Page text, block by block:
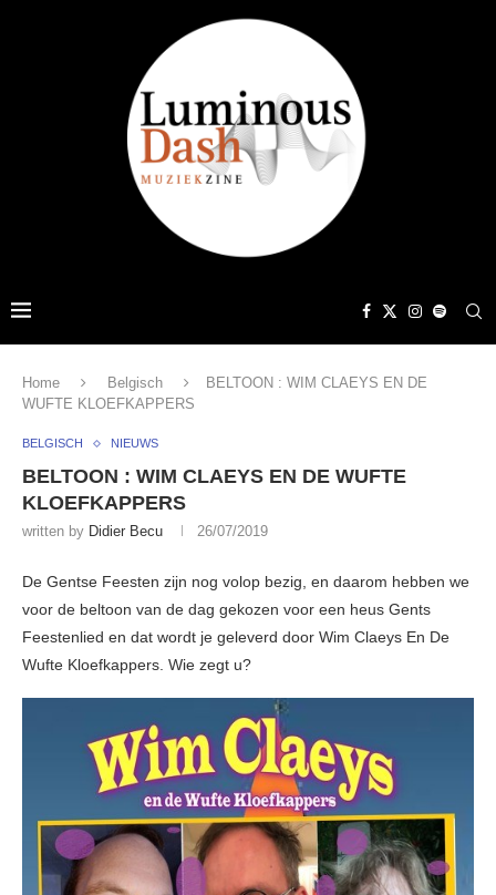
Home Belgisch
BELTOON : WIM CLAEYS EN DE
WUFTE KLOEFKAPPERS
BELGISCH NIEUWS
BELTOON : WIM CLAEYS EN DE WUFTE
KLOEFKAPPERS
written by Didier Becu 26/07/2019
De Gentse Feesten zijn nog volop bezig, en daarom hebben we
voor de beltoon van de dag gekozen voor een heus Gents
Feestenlied en dat wordt je geleverd door Wim Claeys En De
Wufte Kloefkappers. Wie zegt u?